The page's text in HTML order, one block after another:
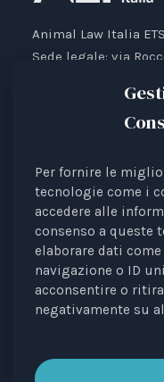
Per fornire le
tecnologie come i
accedere alle
consenso a queste
elaborare dati
navigazione o ID
acconsentire o
negativamente su
Animal Law Italia
Sede legale: via
Animal Law Italia è
come finalità la
Iscrizione al RUNTS
L'associazione è
interessi davanti
La rivistaDiritti degli
Bari n. 8/2023 del